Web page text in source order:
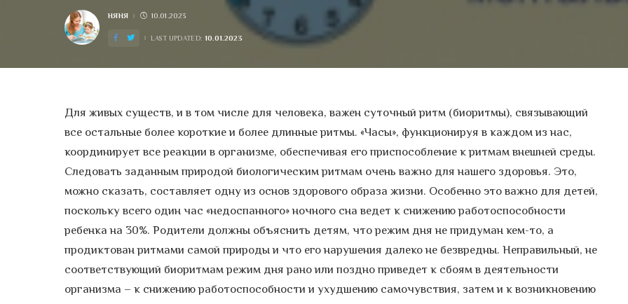
POSTED
НЯНЯ 10.01.2023
LAST UPDATED: 10.01.2023
Для живых существ, и в том числе для человека, важен суточный ритм (биоритмы), связывающий
все остальные более короткие и более длинные ритмы. «Часы», функционируя в каждом из нас,
координирует все реакции в организме, обеспечивая его приспособление к ритмам внешней среды.
Следовать заданным природой биологическим ритмам очень важно для нашего здоровья. Это,
можно сказать, составляет одну из основ здорового образа жизни. Особенно это важно для детей,
поскольку всего один час «недоспанного» ночного сна ведет к снижению работоспособности
ребенка на 30%. Родители должны объяснить детям, что режим дня не придуман кем-то, а
продиктован ритмами самой природы и что его нарушения далеко не безвредны. Неправильный, не
соответствующий биоритмам режим дня рано или поздно приведет к сбоям в деятельности
организма – к снижению работоспособности и ухудшению самочувствия, затем и к возникновению